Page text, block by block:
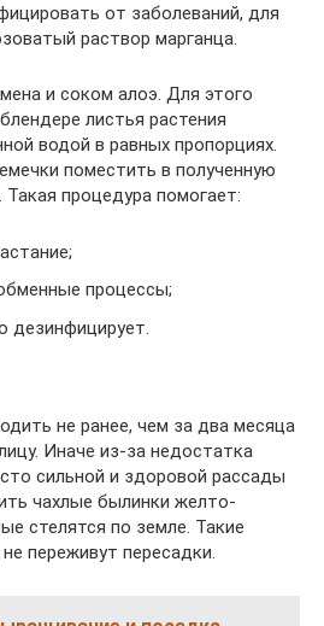
от заболеваний, для
раствор марганца.
и соком алоэ. Для этого
листья растения
водой в равных пропорциях.
поместить в полученную
процедура помогает:
процессы;
дезинфицирует.
не ранее, чем за два месяца
Иначе из-за недостатка
сильной и здоровой рассады
чахлые былинки желто-
стелятся по земле. Такие
переживут пересадки.